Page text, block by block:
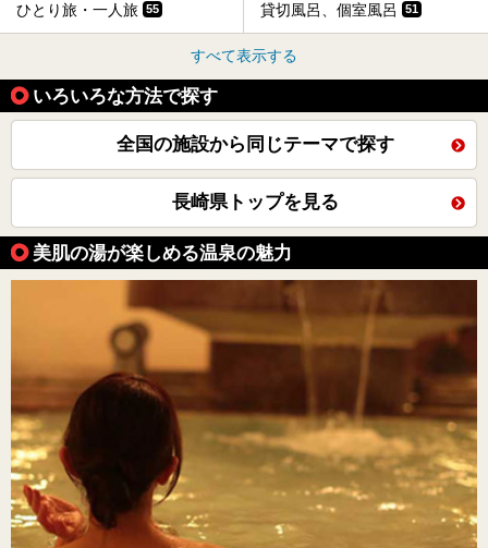
ひとり旅・一人旅 55 貸切風呂、個室風呂 51
すべて表示する
いろいろな方法で探す
全国の施設から同じテーマで探す
長崎県トップを見る
美肌の湯が楽しめる温泉の魅力